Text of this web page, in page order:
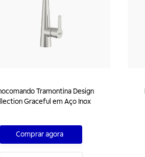
Tramontina Design
Graceful em Aço Inox
Comprar agora